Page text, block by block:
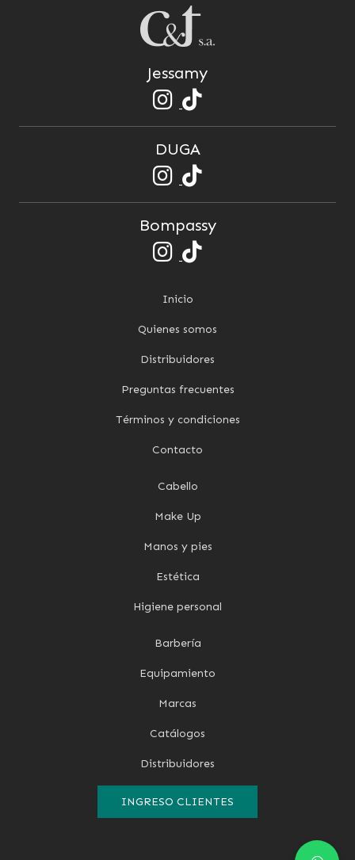
Jessamy
DUGA
Bompassy
Inicio
Quienes somos
Distribuidores
Preguntas frecuentes
Términos y condiciones
Contacto
Cabello
Make Up
Manos y pies
Estética
Higiene personal
Barbería
Equipamiento
Marcas
Catálogos
Distribuidores
INGRESO CLIENTES